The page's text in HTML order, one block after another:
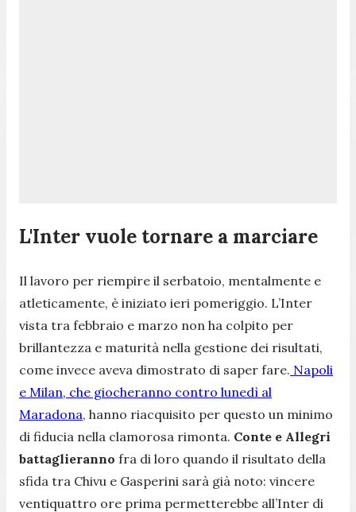
L'Inter vuole tornare a marciare
Il lavoro per riempire il serbatoio, mentalmente e
atleticamente, è iniziato ieri pomeriggio. L’Inter
vista tra febbraio e marzo non ha colpito per
brillantezza e maturità nella gestione dei risultati,
come invece aveva dimostrato di saper fare. Napoli
e Milan, che giocheranno contro lunedì al
Maradona, hanno riacquisito per questo un minimo
di fiducia nella clamorosa rimonta. Conte e Allegri
battaglieranno fra di loro quando il risultato della
sfida tra Chivu e Gasperini sarà già noto: vincere
ventiquattro ore prima permetterebbe all’Inter di